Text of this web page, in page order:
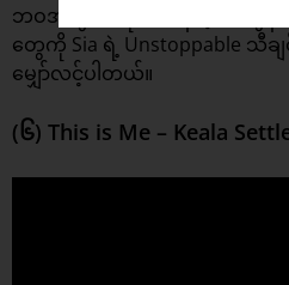
ဘဝအတွက် လိုအပ်နေတဲ့ စိတ်ခွန်အ
တွေကို Sia ရဲ့ Unstoppable သီ
မျှော်လင့်ပါတယ်။
(၆) This is Me – Keala